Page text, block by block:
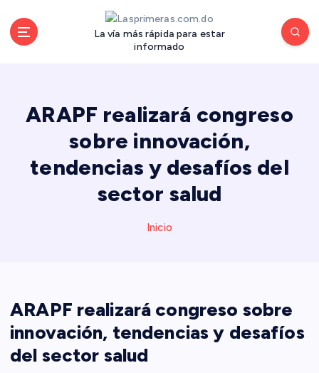
La vía más rápida para estar
informado
ARAPF realizará congreso
sobre innovación,
tendencias y desafíos del
sector salud
Inicio
ARAPF realizará congreso sobre
innovación, tendencias y desafíos
del sector salud